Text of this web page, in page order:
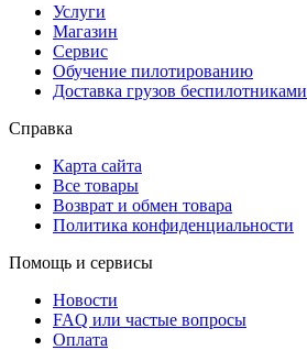
Услуги
Магазин
Сервис
Обучение пилотированию
Доставка грузов беспилотниками
Справка
Карта сайта
Все товары
Возврат и обмен товара
Политика конфиденциальности
Помощь и сервисы
Новости
FAQ или частые вопросы
Оплата